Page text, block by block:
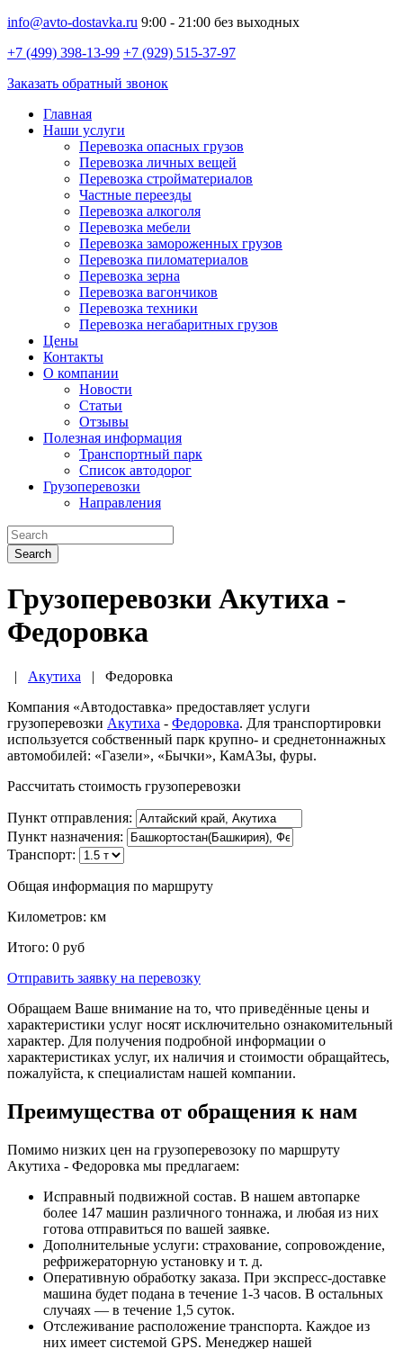
info@avto-dostavka.ru 9:00 - 21:00 без выходных
+7 (499) 398-13-99 +7 (929) 515-37-97
Заказать обратный звонок
Главная
Наши услуги
Перевозка опасных грузов
Перевозка личных вещей
Перевозка стройматериалов
Частные переезды
Перевозка алкоголя
Перевозка мебели
Перевозка замороженных грузов
Перевозка пиломатериалов
Перевозка зерна
Перевозка вагончиков
Перевозка техники
Перевозка негабаритных грузов
Цены
Контакты
О компании
Новости
Статьи
Отзывы
Полезная информация
Транспортный парк
Список автодорог
Грузоперевозки
Направления
Search
Грузоперевозки Акутиха -
Федоровка
| Акутиха | Федоровка
Компания «Автодоставка» предоставляет услуги
грузоперевозки Акутиха - Федоровка. Для транспортировки
используется собственный парк крупно- и среднетоннажных
автомобилей: «Газели», «Бычки», КамАЗы, фуры.
Рассчитать стоимость грузоперевозки
Пункт отправления:
Пункт назначения:
Транспорт:
Общая информация по маршруту
Километров: км
Итого: 0 руб
Отправить заявку на перевозку
Обращаем Ваше внимание на то, что приведённые цены и
характеристики услуг носят исключительно ознакомительный
характер. Для получения подробной информации о
характеристиках услуг, их наличия и стоимости обращайтесь,
пожалуйста, к специалистам нашей компании.
Преимущества от обращения к нам
Помимо низких цен на грузоперевозоку по маршруту
Акутиха - Федоровка мы предлагаем:
Исправный подвижной состав. В нашем автопарке
более 147 машин различного тоннажа, и любая из них
готова отправиться по вашей заявке.
Дополнительные услуги: страхование, сопровождение,
рефрижераторную установку и т. д.
Оперативную обработку заказа. При экспресс-доставке
машина будет подана в течение 1-3 часов. В остальных
случаях — в течение 1,5 суток.
Отслеживание расположение транспорта. Каждое из
них имеет системой GPS. Менеджер нашей